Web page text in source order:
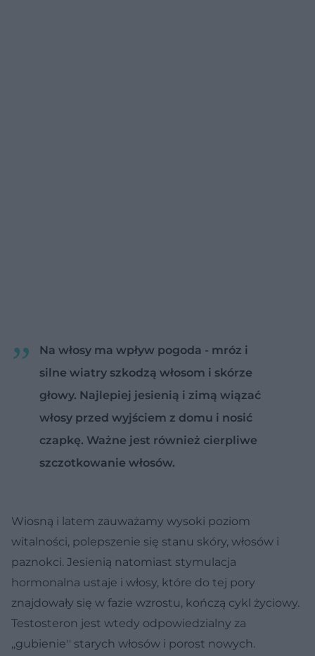
Na włosy ma wpływ pogoda - mróz i
silne wiatry szkodzą włosom i skórze
głowy. Najlepiej jesienią i zimą wiązać
włosy przed wyjściem z domu i nosić
czapkę. Ważne jest również cierpliwe
szczotkowanie włosów.
Wiosną i latem zauważamy wysoki poziom
witalności, polepszenie się stanu skóry, włosów i
paznokci. Jesienią natomiast stymulacja
hormonalna ustaje i włosy, które do tej pory
znajdowały się w fazie wzrostu, kończą cykl życiowy.
Testosteron jest wtedy odpowiedzialny za
,,gubienie'' starych włosów i porost nowych.